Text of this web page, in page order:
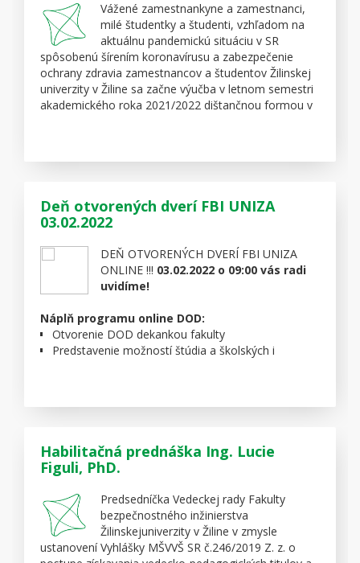
Vážené zamestnankyne a zamestnanci,
milé študentky a študenti, vzhľadom na
aktuálnu pandemickú situáciu v SR
spôsobenú šírením koronavírusu a zabezpečenie
ochrany zdravia zamestnancov a študentov Žilinskej
univerzity v Žiline sa začne výučba v letnom semestri
akademického roka 2021/2022 dištančnou formou v
prechode z dištančnej na prezenčnú formu výučby
budete včas informovaní.
práci i štúdiu.
Vedenie UNIZA
Deň otvorených dverí FBI UNIZA
03.02.2022
DEŇ OTVORENÝCH DVERÍ FBI UNIZA
ONLINE !!! 03.02.2022 o 09:00 vás radi
uvidíme!
Náplň programu online DOD:
Otvorenie DOD dekankou fakulty
Predstavenie možností štúdia a školských i
TEŠIME SA NA VÁS :-)
Link na prepojenie:
cez MS Teams (klikni)
Habilitačná prednáška Ing. Lucie
Figuli, PhD.
Predsedníčka Vedeckej rady Fakulty
bezpečnostného inžinierstva
Žilinskejuniverzity v Žiline v zmysle
ustanovení Vyhlášky MŠVVŠ SR č.246/2019 Z. z. o